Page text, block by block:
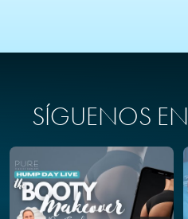
SÍGUENOS EN